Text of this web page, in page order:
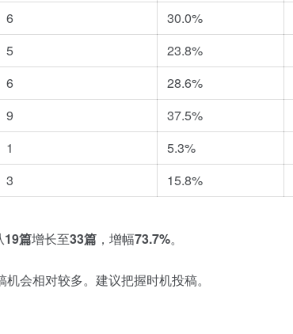
6
30.0%
5
23.8%
6
28.6%
9
37.5%
1
5.3%
3 15.8%
19篇增长至33篇 ，增幅73.7%。
机会相对较多。建议把握时机投稿。